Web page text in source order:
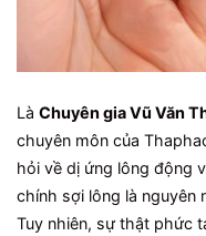
Là Chuyên gia Vũ Văn
chuyên môn của
hỏi về dị ứng lông động
chính sợi lông là nguyên
Tuy nhiên, sự thật phức